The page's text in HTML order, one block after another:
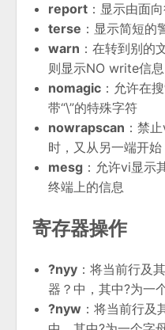
report ：显示由面
terse ：显示简短的
warn ：在转到别的
则显示NO write信息
nomagic ：允许在
带“\”的特殊字符
nowrapscan ：禁
时，又从另一端开始
mesg ：允许vi显示
终端上的信息
寄存器操作
?nyy ：将当前行及
器？中，其中?为一
?nyw ：将当前行及